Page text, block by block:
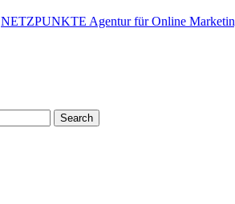
NETZPUNKTE Agentur für Online
Search